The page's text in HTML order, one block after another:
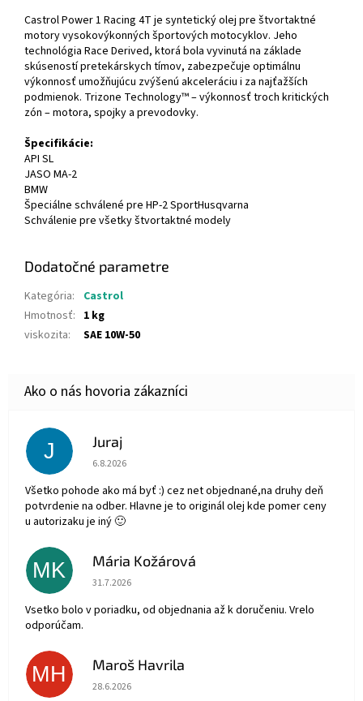
Castrol Power 1 Racing 4T je syntetický olej pre štvortaktné
motory vysokovýkonných športových motocyklov. Jeho
technológia Race Derived, ktorá bola vyvinutá na základe
skúseností pretekárskych tímov, zabezpečuje optimálnu
výkonnosť umožňujúcu zvýšenú akceleráciu i za najťažších
podmienok. Trizone Technology™ – výkonnosť troch kritických
zón – motora, spojky a prevodovky.
Špecifikácie:
API SL
JASO MA-2
BMW
Špeciálne schválené pre HP-2 SportHusqvarna
Schválenie pre všetky štvortaktné modely
Dodatočné parametre
Kategória:
Castrol
Hmotnosť: 1 kg
viskozita: SAE 10W-50
J Juraj
Hodnotenie obchodu je 5 z 5 hviezdičiek.
6.8.2026
Všetko pohode ako má byť :) cez net objednané,na druhy deň
potvrdenie na odber. Hlavne je to originál olej kde pomer ceny
u autorizaku je iný 🙂
MK Mária Kožárová
Hodnotenie obchodu je 5 z 5 hviezdičiek.
31.7.2026
Vsetko bolo v poriadku, od objednania až k doručeniu. Vrelo
odporúčam.
MH Maroš Havrila
Hodnotenie obchodu je 5 z 5 hviezdičiek.
28.6.2026